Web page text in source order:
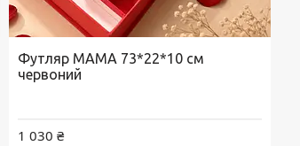
Футляр МАМА 73*22*10 см
червоний
1 030 ₴